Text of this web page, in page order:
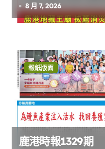
8 月 7, 2026
報紙版面
鹿港時報1329期